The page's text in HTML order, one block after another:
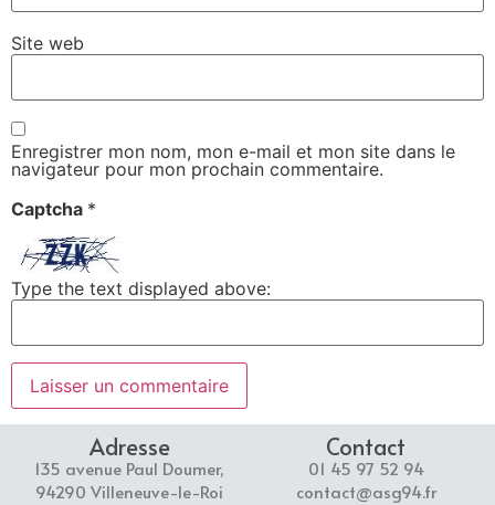
Site web
Enregistrer mon nom, mon e-mail et mon site dans le
navigateur pour mon prochain commentaire.
Captcha *
Type the text displayed above:
Adresse
135 avenue Paul Doumer,
94290 Villeneuve-le-Roi
Contact
01 45 97 52 94
contact@asg94.fr